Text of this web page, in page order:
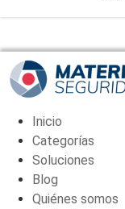
Inicio
Categorías
Soluciones
Blog
Quiénes somos